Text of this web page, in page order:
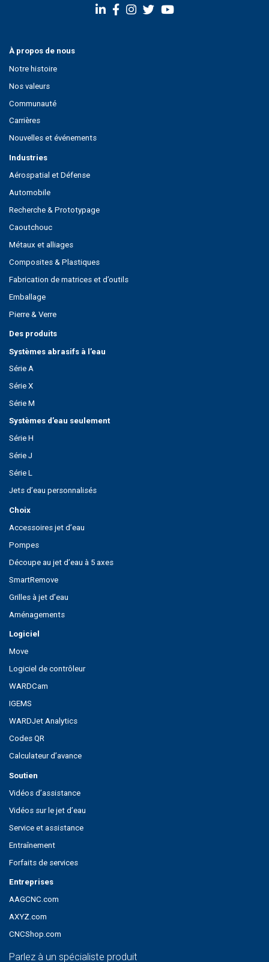
À propos de nous
Notre histoire
Nos valeurs
Communauté
Carrières
Nouvelles et événements
Industries
Aérospatial et Défense
Automobile
Recherche & Prototypage
Caoutchouc
Métaux et alliages
Composites & Plastiques
Fabrication de matrices et d’outils
Emballage
Pierre & Verre
Des produits
Systèmes abrasifs à l’eau
Série A
Série X
Série M
Systèmes d’eau seulement
Série H
Série J
Série L
Jets d’eau personnalisés
Choix
Accessoires jet d’eau
Pompes
Découpe au jet d’eau à 5 axes
SmartRemove
Grilles à jet d’eau
Aménagements
Logiciel
Move
Logiciel de contrôleur
WARDCam
IGEMS
WARDJet Analytics
Codes QR
Calculateur d’avance
Soutien
Vidéos d’assistance
Vidéos sur le jet d’eau
Service et assistance
Entraînement
Forfaits de services
Entreprises
AAGCNC.com
AXYZ.com
CNCShop.com
Parlez à un spécialiste produit